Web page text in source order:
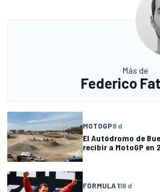
Más de
Federico
MOTOGP8 d
El Autódromo de
recibir a MotoGP en
FÓRMULA 118 d